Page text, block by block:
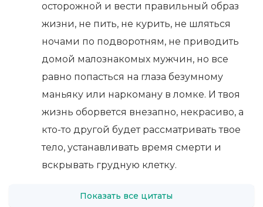
осторожной и вести правильный образ
жизни, не пить, не курить, не шляться
ночами по подворотням, не приводить
домой малознакомых мужчин, но все
равно попасться на глаза безумному
маньяку или наркоману в ломке. И твоя
жизнь оборвется внезапно, некрасиво, а
кто-то другой будет рассматривать твое
тело, устанавливать время смерти и
вскрывать грудную клетку.
Показать все цитаты